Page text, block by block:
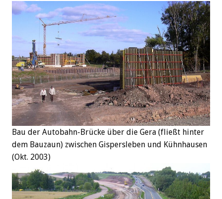
Bau der Autobahn-Brücke über die Gera (fließt hinter
dem Bauzaun) zwischen Gispersleben und Kühnhausen
(Okt. 2003)